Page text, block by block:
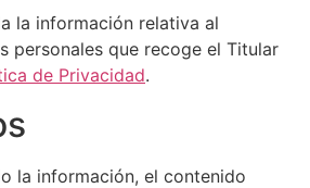
la información relativa al
personales que recoge el Titular
de Privacidad.
la información, el contenido